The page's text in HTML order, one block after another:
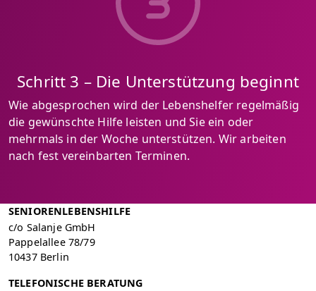
Schritt 3 – Die Unterstützung beginnt
Wie abgesprochen wird der Lebenshelfer regelmäßig
die gewünschte Hilfe leisten und Sie ein oder
mehrmals in der Woche unterstützen. Wir arbeiten
nach fest vereinbarten Terminen.
SENIORENLEBENSHILFE
c/o Salanje GmbH
Pappelallee 78/79
10437 Berlin
TELEFONISCHE BERATUNG